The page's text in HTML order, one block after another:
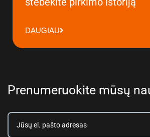
DAUGIAU
Prenumeruokite mūsų